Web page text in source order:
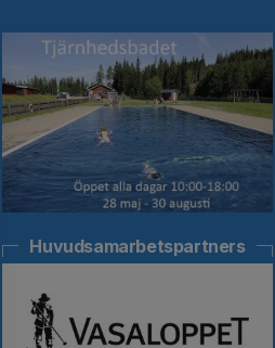
Huvudsamarbetspartners